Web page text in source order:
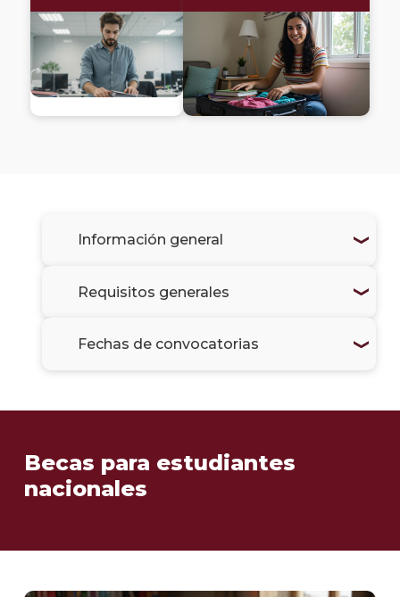
más
Información general
Requisitos generales
Fechas de convocatorias
Becas para estudiantes
nacionales